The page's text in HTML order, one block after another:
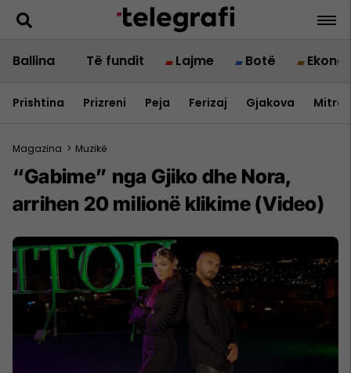
Ballina Të fundit Lajme Botë
Prishtina Prizreni Peja Ferizaj Gjakova
Magazina > Muzikë
“Gabime” nga Gjiko dhe Nora,
arrihen 20 milionë klikime (Video)